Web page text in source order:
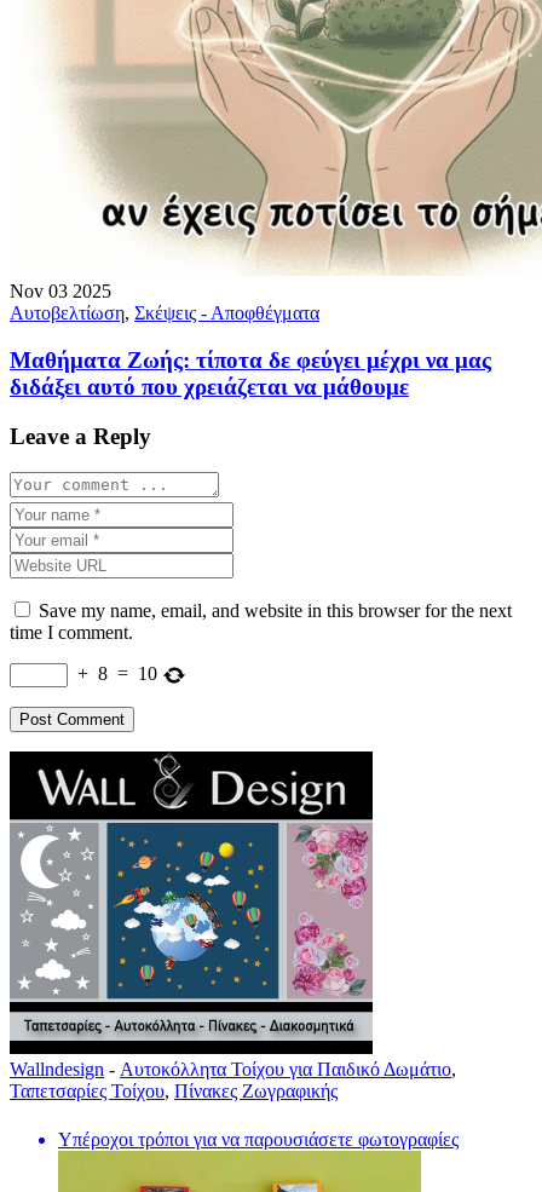
Nov 03 2025
Αυτοβελτίωση, Σκέψεις - Αποφθέγματα
Μαθήματα Ζωής: τίποτα δε φεύγει μέχρι να μας
διδάξει αυτό που χρειάζεται να μάθουμε
Leave a Reply
Save my name, email, and website in this browser for the next
time I comment.
+ 8 = 10
Wallndesign - Αυτοκόλλητα Τοίχου για Παιδικό Δωμάτιο,
Ταπετσαρίες Τοίχου, Πίνακες Ζωγραφικής
Υπέροχοι τρόποι για να παρουσιάσετε φωτογραφίες